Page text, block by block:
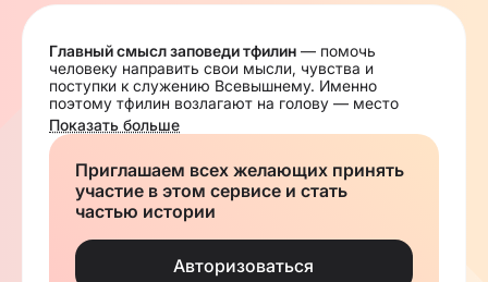
Главный смысл заповеди тфилин — помочь
человеку направить свои мысли, чувства и
поступки к служению Всевышнему. Именно
поэтому тфилин возлагают на голову — место
разума и осознания, и на руку, рядом с сердцем —
как знак эмоций и действия. Это учит тому, что
служение Творцу начинается не с слов и
рассуждений, а с поступка, продиктованного
внутреннейлюбовью иверой. Кому мы помогаем:
галахическим евреям;
мужчинам и юношам старше 13 лет, готовым
взять на себя исполнение заповеди тфилин;
тем, кто не имеет возможности приобрести
Показать больше
Приглашаем всех желающих принять
участие в этом сервисе и стать
частью истории
Авторизоваться